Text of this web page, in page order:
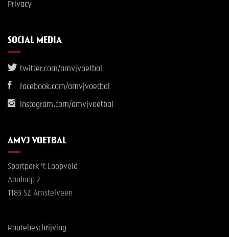
Privacy
SOCIAL MEDIA
twitter.com/amvjvoetbal
facebook.com/amvjvoetbal
instagram.com/amvjvoetbal
AMVJ VOETBAL
Sportpark 't Loopveld
Aanloop 2
1183 SZ Amstelveen
Routebeschrijving